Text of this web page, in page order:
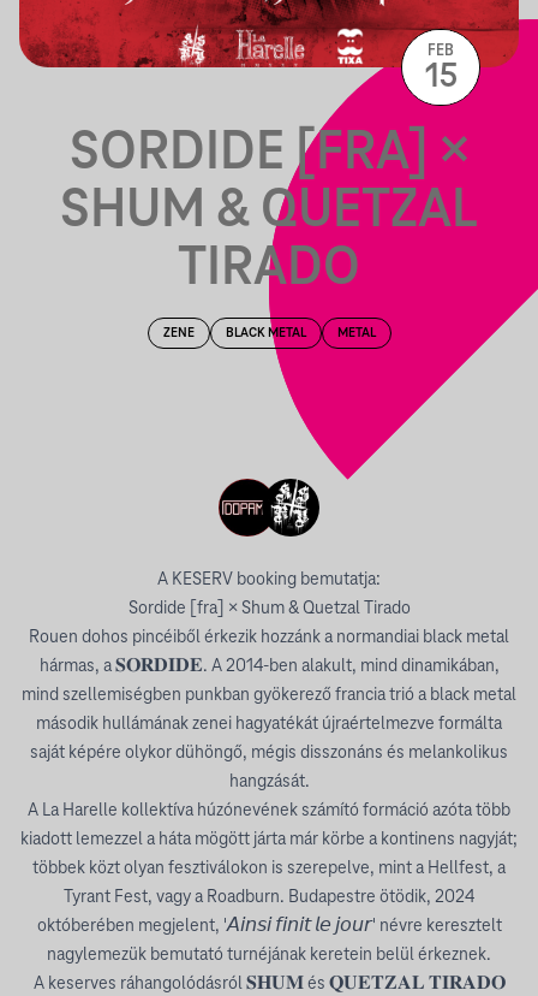
SORDIDE [FRA] ×
SHUM & QUETZAL
TIRADO
ZENE BLACK METAL METAL
A KESERV booking bemutatja:
Sordide [fra] × Shum & Quetzal Tirado
Rouen dohos pincéiből érkezik hozzánk a normandiai black metal
hármas, a 𝐒𝐎𝐑𝐃𝐈𝐃𝐄. A 2014-ben alakult, mind dinamikában,
mind szellemiségben punkban gyökerező francia trió a black metal
második hullámának zenei hagyatékát újraértelmezve formálta
saját képére olykor dühöngő, mégis disszonáns és melankolikus
hangzását.
A La Harelle kollektíva húzónevének számító formáció azóta több
kiadott lemezzel a háta mögött járta már körbe a kontinens nagyját;
többek közt olyan fesztiválokon is szerepelve, mint a Hellfest, a
Tyrant Fest, vagy a Roadburn. Budapestre ötödik, 2024
októberében megjelent, '𝘈𝘪𝘯𝘴𝘪 𝘧𝘪𝘯𝘪𝘵 𝘭𝘦 𝘫𝘰𝘶𝘳' névre keresztelt
nagylemezük bemutató turnéjának keretein belül érkeznek.
A keserves ráhangolódásról 𝐒𝐇𝐔𝐌 és 𝐐𝐔𝐄𝐓𝐙𝐀𝐋 𝐓𝐈𝐑𝐀𝐃𝐎
FEB
15